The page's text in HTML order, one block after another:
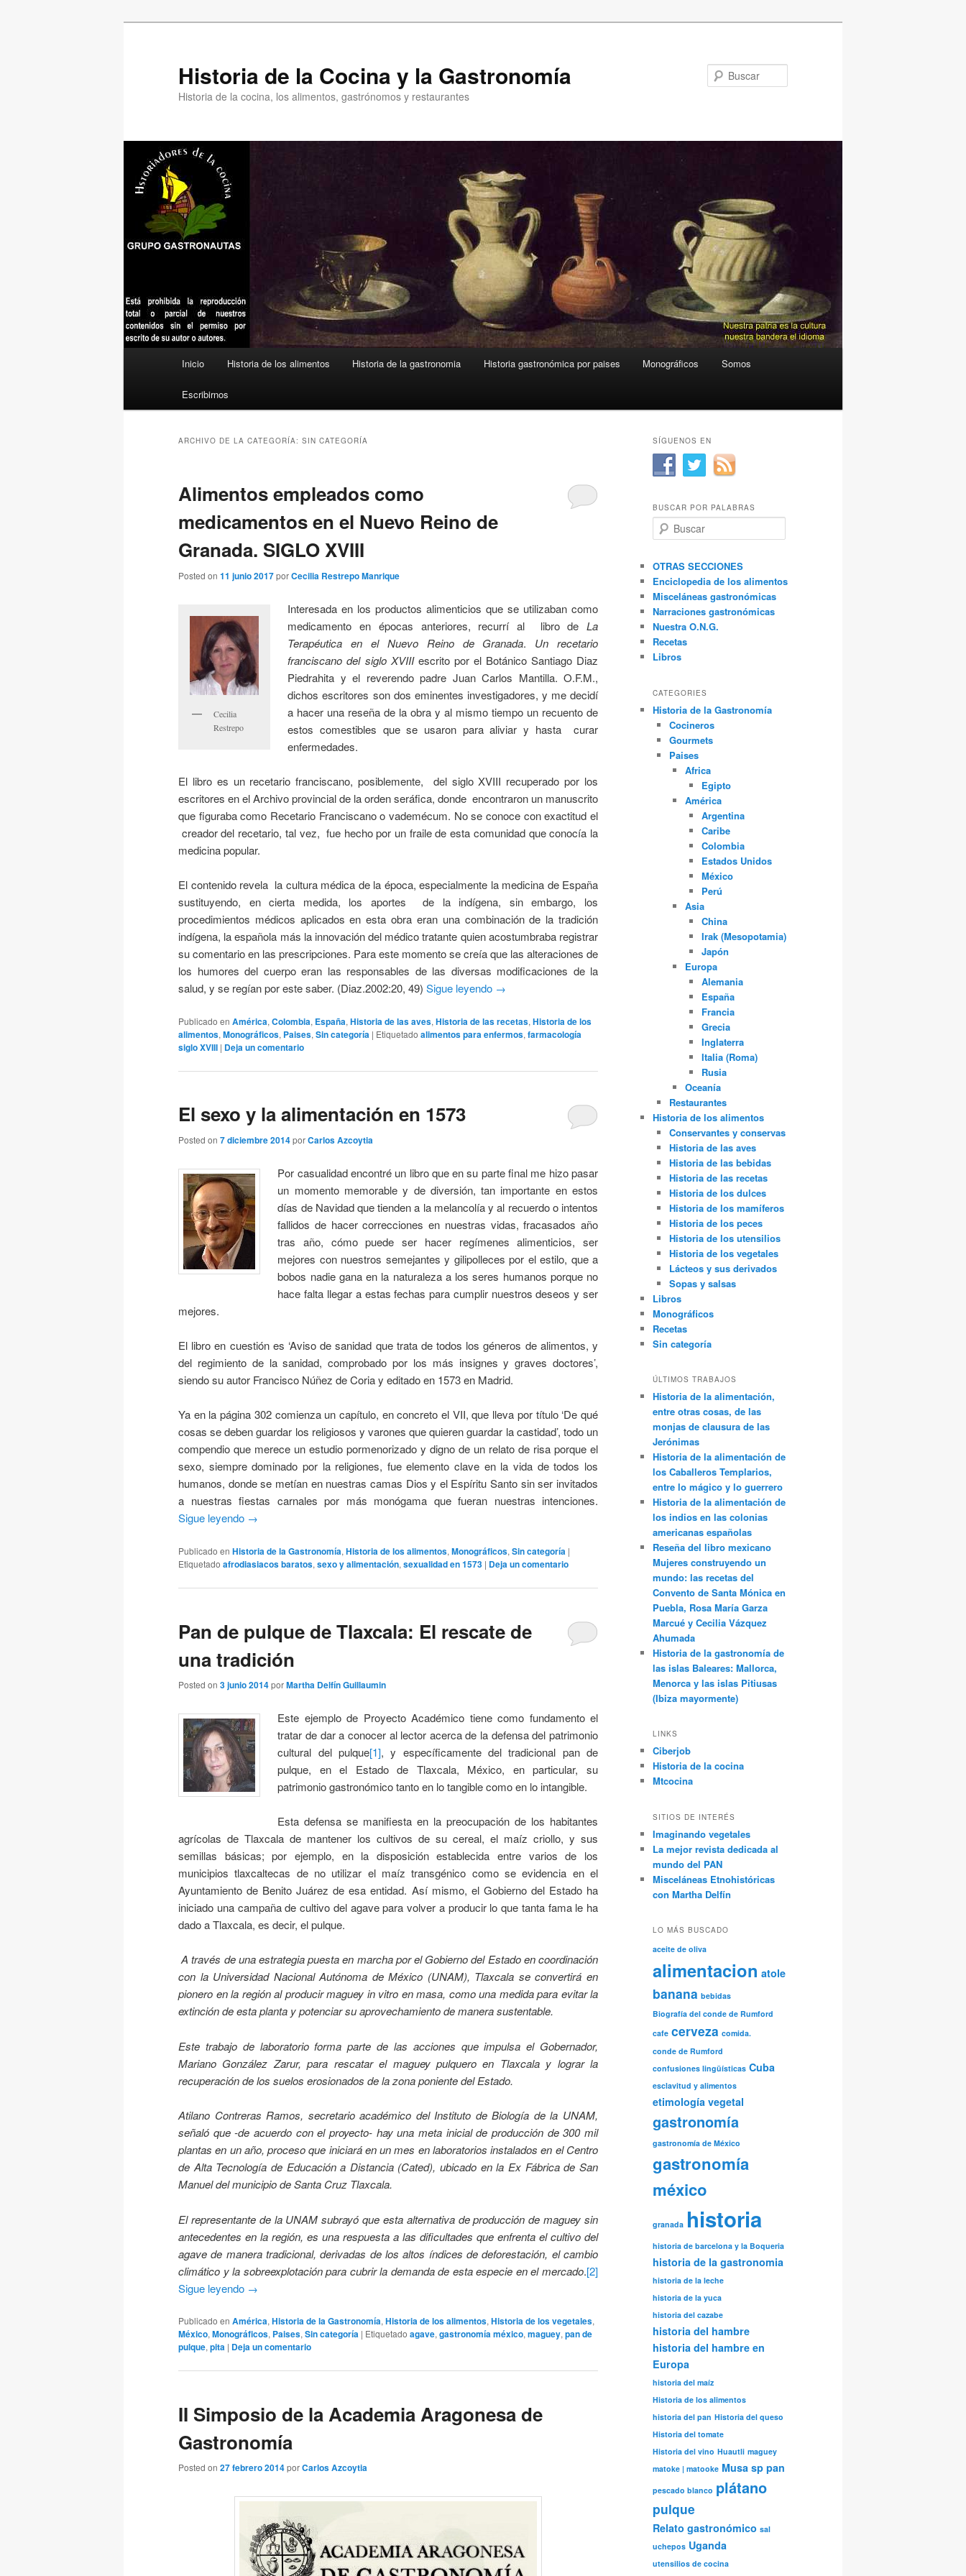
Historia de la Cocina y la Gastronomía
Historia de la cocina, los alimentos, gastrónomos y restaurantes
Inicio Historia de los alimentos Historia de la gastronomia Historia gastronómica por paises Monográficos Somos
Escribirnos
ARCHIVO DE LA CATEGORÍA: SIN CATEGORÍA
Alimentos empleados como
medicamentos en el Nuevo Reino de
Granada. SIGLO XVIII
Posted on 11 junio 2017porCecilia Restrepo Manrique
Cecilia
Restrepo
Interesada en los productos alimenticios que se utilizaban como
medicamento en épocas anteriores, recurrí al libro de La
Terapéutica en el Nuevo Reino de Granada. Un recetario
franciscano del siglo XVIIIescrito por el Botánico Santiago Diaz
Piedrahita y el reverendo padre Juan Carlos Mantilla. O.F.M.,
dichos escritores son dos eminentes investigadores, y me decidí
a hacer una reseña de la obra y al mismo tiempo un recuento de
estos comestibles que se usaron para aliviar y hasta curar
enfermedades.
El libro es un recetario franciscano, posiblemente, del siglo XVIII recuperado por los
escritores en el Archivo provincial de la orden seráfica, donde encontraron un manuscrito
que figuraba como Recetario Franciscano o vademécum. No se conoce con exactitud el
creador del recetario, tal vez, fue hecho por un fraile de esta comunidad que conocía la
medicina popular.
El contenido revela la cultura médica de la época, especialmente la medicina de España
sustituyendo, en cierta medida, los aportes de la indígena, sin embargo, los
procedimientos médicos aplicados en esta obra eran una combinación de la tradición
indígena, la española más la innovación del médico tratante quien acostumbraba registrar
su comentario en las prescripciones. Para este momento se creía que las alteraciones de
los humores del cuerpo eran las responsables de las diversas modificaciones de la
salud, y se regían por este saber. (Diaz.2002:20, 49) Sigue leyendo →
Publicado en América, Colombia, España, Historia de las aves, Historia de las recetas, Historia de los
alimentos, Monográficos, Paises, Sin categoría | Etiquetado alimentos para enfermos, farmacología
siglo XVIII | Deja un comentario
El sexo y la alimentación en 1573
Posted on 7 diciembre 2014porCarlos Azcoytia
Por casualidad encontré un libro que en su parte final me hizo pasar
un momento memorable y de diversión, tan importante en estos
días de Navidad que tienden a la melancolía y al recuerdo o intentos
fallidos de hacer correcciones en nuestras vidas, fracasados año
tras año, cómo puede ser hacer regímenes alimenticios, ser
mejores con nuestros semejantes y gilipolleces por el estilo, que a
bobos nadie gana en la naturaleza a los seres humanos porque no
hace falta llegar a estas fechas para cumplir nuestros deseos y ser
mejores.
El libro en cuestión es ‘Aviso de sanidad que trata de todos los géneros de alimentos, y
del regimiento de la sanidad, comprobado por los más insignes y graves doctores’,
siendo su autor Francisco Núñez de Coria y editado en 1573 en Madrid.
Ya en la página 302 comienza un capítulo, en concreto el VII, que lleva por título ‘De qué
cosas se deben guardar los religiosos y varones que quieren guardar la castidad’, todo un
compendio que merece un estudio pormenorizado y digno de un relato de risa porque el
sexo, siempre dominado por la religiones, fue elemento clave en la vida de todos los
humanos, donde se metían en nuestras camas Dios y el Espíritu Santo sin ser invitados
a nuestras fiestas carnales por más monógama que fueran nuestras intenciones.
Sigue leyendo →
Publicado en Historia de la Gastronomía, Historia de los alimentos, Monográficos, Sin categoría |
Etiquetado afrodiasiacos baratos, sexo y alimentación, sexualidad en 1573 | Deja un comentario
Pan de pulque de Tlaxcala: El rescate de
una tradición
Posted on 3 junio 2014porMartha Delfín Guillaumin
Este ejemplo de Proyecto Académico tiene como fundamento el
tratar de dar a conocer al lector acerca de la defensa del patrimonio
cultural del pulque[1], y específicamente del tradicional pan de
pulque, en el Estado de Tlaxcala, México, en particular, su
patrimonio gastronómico tanto en lo tangible como en lo intangible.
Esta defensa se manifiesta en la preocupación de los habitantes
agrícolas de Tlaxcala de mantener los cultivos de su cereal, el maíz criollo, y sus
semillas básicas; por ejemplo, en la disposición establecida entre varios de los
municipios tlaxcaltecas de no utilizar el maíz transgénico como se evidencia en el
Ayuntamiento de Benito Juárez de esa entidad. Así mismo, el Gobierno del Estado ha
iniciado una campaña de cultivo del agave para volver a producir lo que tanta fama le ha
dado a Tlaxcala, es decir, el pulque.
A través de una estrategia puesta en marcha por el Gobierno del Estado en coordinación
con la Universidad Nacional Autónoma de México (UNAM), Tlaxcala se convertirá en
pionero en la región al producir maguey in vitro en masa, como una medida para evitar la
extinción de esta planta y potenciar su aprovechamiento de manera sustentable.
Este trabajo de laboratorio forma parte de las acciones que impulsa el Gobernador,
Mariano González Zarur, para rescatar el maguey pulquero en Tlaxcala y lograr la
recuperación de los suelos erosionados de la zona poniente del Estado.
Atilano Contreras Ramos, secretario académico del Instituto de Biología de la UNAM,
señaló que -de acuerdo con el proyecto- hay una meta inicial de producción de 300 mil
plantas en un año, proceso que iniciará en un mes en laboratorios instalados en el Centro
de Alta Tecnología de Educación a Distancia (Cated), ubicado en la Ex Fábrica de San
Manuel del municipio de Santa Cruz Tlaxcala.
El representante de la UNAM subrayó que esta alternativa de producción de maguey sin
antecedentes en la región, es una respuesta a las dificultades que enfrenta el cultivo del
agave de manera tradicional, derivadas de los altos índices de deforestación, el cambio
climático y la sobreexplotación para cubrir la demanda de esta especie en el mercado.[2]
Sigue leyendo →
Publicado en América, Historia de la Gastronomía, Historia de los alimentos, Historia de los vegetales,
México, Monográficos, Paises, Sin categoría | Etiquetado agave, gastronomía méxico, maguey, pan de
pulque, pita | Deja un comentario
II Simposio de la Academia Aragonesa de
Gastronomía
Posted on 27 febrero 2014porCarlos Azcoytia
SÍGUENOS EN
BUSCAR POR PALABRAS
u
c
a
r
OTRAS SECCIONES
Enciclopedia de los alimentos
Misceláneas gastronómicas
Narraciones gastronómicas
Nuestra O.N.G.
Recetas
Libros
CATEGORIES
Historia de la Gastronomía
Cocineros
Gourmets
Paises
Africa
Egipto
América
Argentina
Caribe
Colombia
Estados Unidos
México
Perú
Asia
China
Irak (Mesopotamia)
Japón
Europa
Alemania
España
Francia
Grecia
Inglaterra
Italia (Roma)
Rusia
Oceanía
Restaurantes
Historia de los alimentos
Conservantes y conservas
Historia de las aves
Historia de las bebidas
Historia de las recetas
Historia de los dulces
Historia de los mamíferos
Historia de los peces
Historia de los utensilios
Historia de los vegetales
Lácteos y sus derivados
Sopas y salsas
Libros
Monográficos
Recetas
Sin categoría
ÚLTIMOS TRABAJOS
Historia de la alimentación,
entre otras cosas, de las
monjas de clausura de las
Jerónimas
Historia de la alimentación de
los Caballeros Templarios,
entre lo mágico y lo guerrero
Historia de la alimentación de
los indios en las colonias
americanas españolas
Reseña del libro mexicano
Mujeres construyendo un
mundo: las recetas del
Convento de Santa Mónica en
Puebla, Rosa María Garza
Marcué y Cecilia Vázquez
Ahumada
Historia de la gastronomía de
las islas Baleares: Mallorca,
Menorca y las islas Pitiusas
(Ibiza mayormente)
LINKS
Ciberjob
Historia de la cocina
Mtcocina
SITIOS DE INTERÉS
Imaginando vegetales
La mejor revista dedicada al
mundo del PAN
Misceláneas Etnohistóricas
con Martha Delfín
LO MÁS BUSCADO
aceite de oliva
alimentacion atole
banana bebidas
Biografía del conde de Rumford
cafe cerveza comida.
conde de Rumford
confusiones lingüísticas Cuba
esclavitud y alimentos
etimología vegetal
gastronomía
gastronomía de México
gastronomía
méxico
granada historia
historia de barcelona y la Boqueria
historia de la gastronomia
historia de la leche
historia de la yuca
historia del cazabe
historia del hambre
historia del hambre en
Europa
historia del maíz
Historia de los alimentos
historia del pan Historia del queso
Historia del tomate
Historia del vino Huautli maguey
matoke | matooke Musa sp pan
pescado blanco plátano
pulque
Relato gastronómico sal
uchepos Uganda
utensilios de cocina